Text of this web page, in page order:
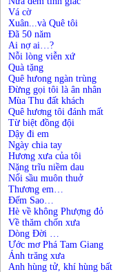
Vá cờ
Xuân...và Quê tôi
Đã 50 năm
Ai nợ ai…?
Nỗi lòng viễn xứ
Quà tặng
Quê hưong ngàn trùng
Đừng gọi tôi là ân nhân
Mùa Thu đất khách
Quê hương tôi đánh mất
Từ biệt đồng đội
Dậy đi em
Ngày chia tay
Hương xưa của tôi
Nặng trĩu niềm dau
Nổi sầu muôn thuở
Thương em…
Đếm Sao…
Hè về không Phượng đỏ
Về thăm chốn xưa
Dòng Đời …
Ước mơ Phá Tam Giang
Ánh trăng xưa
Anh hùng tử, khí hùng bất